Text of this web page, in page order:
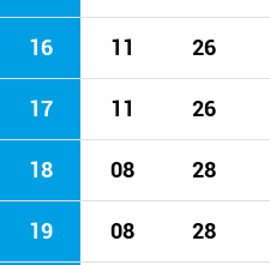
16 11 26
17 11 26
18 08 28
19 08 28